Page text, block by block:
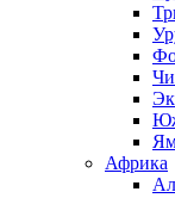
Африка